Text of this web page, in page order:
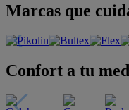
Marcas que
Confort a tu